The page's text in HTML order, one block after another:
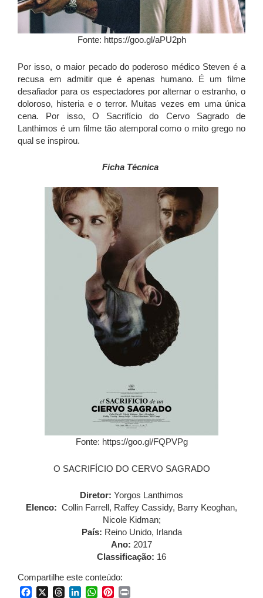
Fonte: https://goo.gl/aPU2ph
Por isso, o maior pecado do poderoso médico Steven é a
recusa em admitir que é apenas humano. É um filme
desafiador para os espectadores por alternar o estranho, o
doloroso, histeria e o terror. Muitas vezes em uma única
cena. Por isso, O Sacrifício do Cervo Sagrado de
Lanthimos é um filme tão atemporal como o mito grego no
qual se inspirou.
Ficha Técnica
Fonte: https://goo.gl/FQPVPg
O SACRIFÍCIO DO CERVO SAGRADO
Diretor: Yorgos Lanthimos
Elenco: Collin Farrell, Raffey Cassidy, Barry Keoghan,
Nicole Kidman;
País: Reino Unido, Irlanda
Ano: 2017
Classificação: 16
Compartilhe este conteúdo:
FacebookThreadsLinkedInWhatsApp
Pinterest